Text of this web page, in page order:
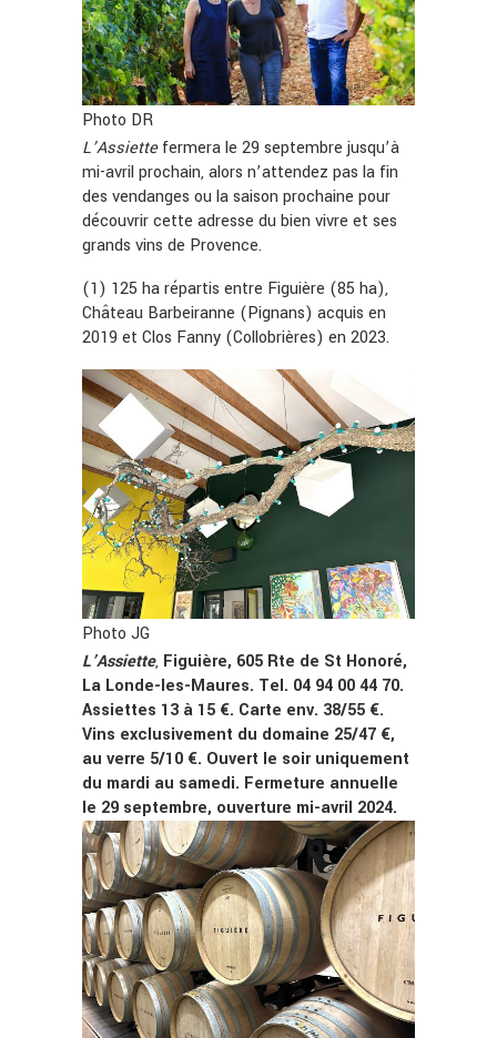
Photo DR
L’Assiettefermera le 29 septembre jusqu’à
mi-avril prochain, alors n’attendez pas la fin
des vendanges ou la saison prochaine pour
découvrir cette adresse du bien vivre et ses
grands vins de Provence.
(1) 125 ha répartis entre Figuière (85 ha),
Château Barbeiranne (Pignans) acquis en
2019 et Clos Fanny (Collobrières) en 2023.
Photo JG
L’Assiette, Figuière, 605 Rte de St Honoré,
La Londe-les-Maures. Tel. 04 94 00 44 70.
Assiettes 13 à 15 €. Carte env. 38/55 €.
Vins exclusivement du domaine 25/47 €,
au verre 5/10 €. Ouvert le soir uniquement
du mardi au samedi. Fermeture annuelle
le 29 septembre, ouverture mi-avril 2024.